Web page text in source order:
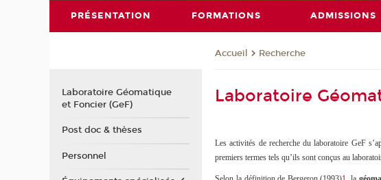
PRÉSENTATION FORMATIONS ADMISSIONS
Accueil Recherche
Laboratoire
Les activités de recherche du laboratoire GeF
premiers termes tels qu’ils sont conçus au
Laboratoire Géomatique
et Foncier (GeF)
Post doc & thèses
Personnel